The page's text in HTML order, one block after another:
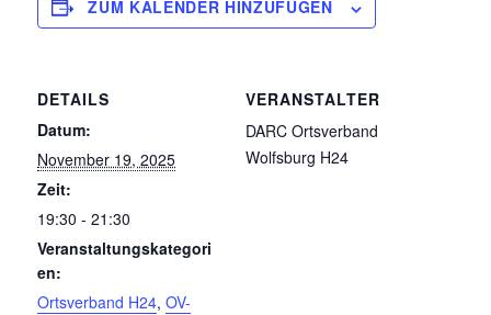
ZUM KALENDER HINZUFÜGEN
DETAILS
Datum:
November 19, 2025
Zeit:
19:30 - 21:30
Veranstaltungskategori
en:
Ortsverband H24,OV-
VERANSTALTER
DARC Ortsverband
Wolfsburg H24